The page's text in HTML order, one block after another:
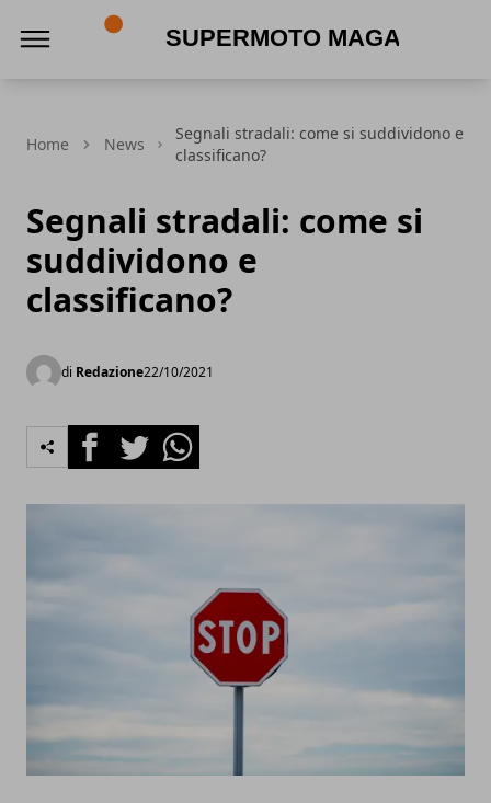
Home News
Segnali stradali: come si suddividono e
classificano?
Segnali stradali: come si
suddividono e
classificano?
di Redazione22/10/2021
FacebookTwitterWhatsapp